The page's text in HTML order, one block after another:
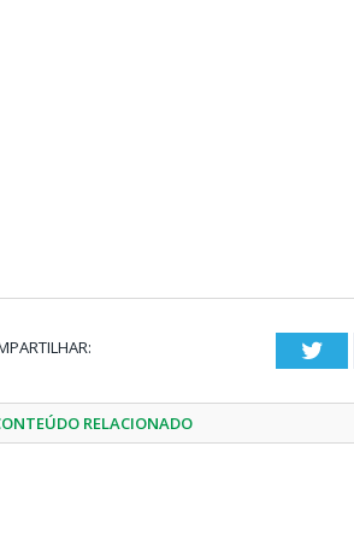
RELACIONADO